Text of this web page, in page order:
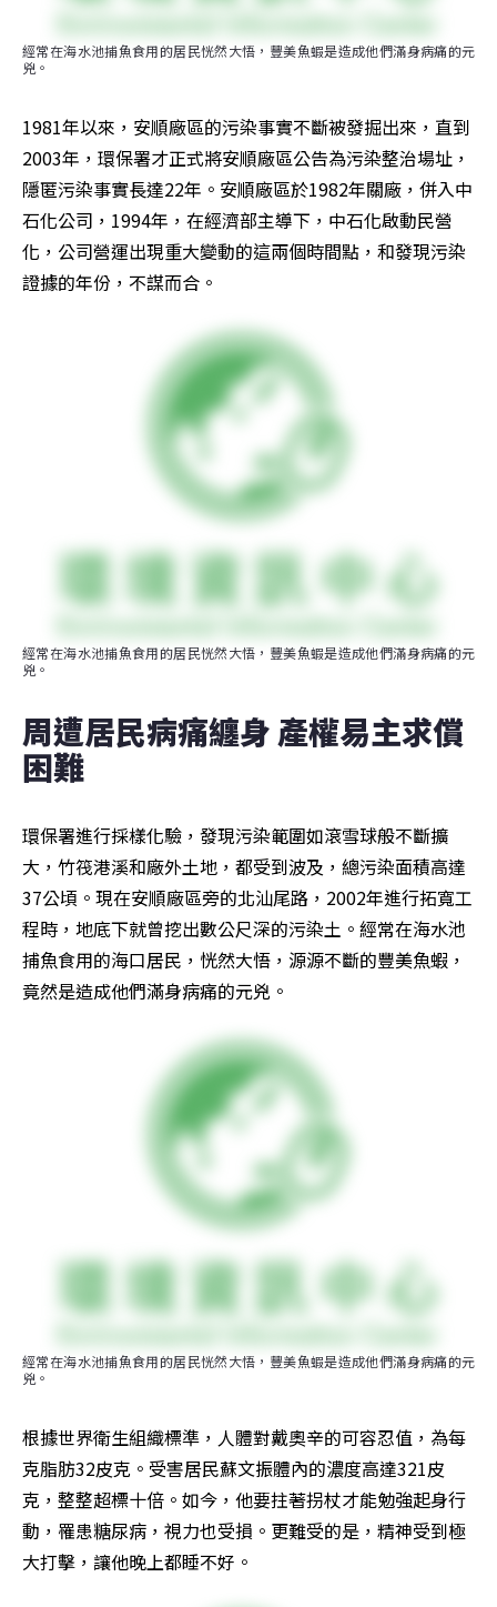
經常在海水池捕魚食用的居民恍然大悟，豐美魚蝦是造成他們滿身病痛的元
兇。
1981年以來，安順廠區的污染事實不斷被發掘出來，直到
2003年，環保署才正式將安順廠區公告為污染整治場址，
隱匿污染事實長達22年。安順廠區於1982年關廠，併入中
石化公司，1994年，在經濟部主導下，中石化啟動民營
化，公司營運出現重大變動的這兩個時間點，和發現污染
證據的年份，不謀而合。
經常在海水池捕魚食用的居民恍然大悟，豐美魚蝦是造成他們滿身病痛的元
兇。
周遭居民病痛纏身 產權易主求償
困難
環保署進行採樣化驗，發現污染範圍如滾雪球般不斷擴
大，竹筏港溪和廠外土地，都受到波及，總污染面積高達
37公頃。現在安順廠區旁的北汕尾路，2002年進行拓寬工
程時，地底下就曾挖出數公尺深的污染土。經常在海水池
捕魚食用的海口居民，恍然大悟，源源不斷的豐美魚蝦，
竟然是造成他們滿身病痛的元兇。
經常在海水池捕魚食用的居民恍然大悟，豐美魚蝦是造成他們滿身病痛的元
兇。
根據世界衛生組織標準，人體對戴奧辛的可容忍值，為每
克脂肪32皮克。受害居民蘇文振體內的濃度高達321皮
克，整整超標十倍。如今，他要拄著拐杖才能勉強起身行
動，罹患糖尿病，視力也受損。更難受的是，精神受到極
大打擊，讓他晚上都睡不好。